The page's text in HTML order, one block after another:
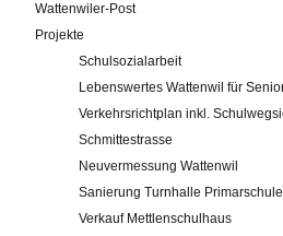
Online-Service
Impressum
Wattenwiler-Post
Projekte
Schulsozialarbeit
Lebenswertes Wattenwil für
Verkehrsrichtplan inkl.
Schmittestrasse
Neuvermessung Wattenwil
Sanierung Turnhalle Primarschule
Verkauf Mettlenschulhaus